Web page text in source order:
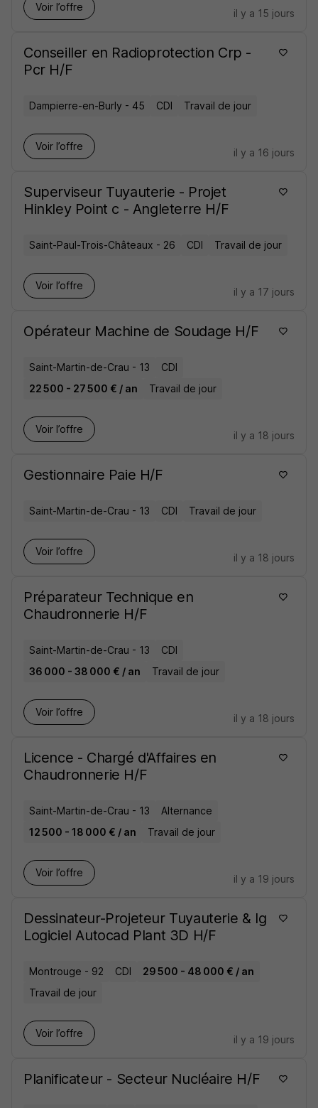
Voir l’offre
il y a 15 jours
Conseiller en Radioprotection Crp -
Pcr H/F
Dampierre-en-Burly - 45 CDI Travail de jour
Voir l’offre
il y a 16 jours
Superviseur Tuyauterie - Projet
Hinkley Point c - Angleterre H/F
Saint-Paul-Trois-Châteaux - 26 CDI Travail de jour
Voir l’offre
il y a 17 jours
Opérateur Machine de Soudage H/F
Saint-Martin-de-Crau - 13
CDI
22 500 - 27 500 € / an
Travail de jour
Voir l’offre
il y a 18 jours
Gestionnaire Paie H/F
Saint-Martin-de-Crau - 13 CDI Travail de jour
Voir l’offre
il y a 18 jours
Préparateur Technique en
Chaudronnerie H/F
Saint-Martin-de-Crau - 13
CDI
36 000 - 38 000 € / an
Travail de jour
Voir l’offre
il y a 18 jours
Licence - Chargé d'Affaires en
Chaudronnerie H/F
Saint-Martin-de-Crau - 13
Alternance
12 500 - 18 000 € / an
Travail de jour
Voir l’offre
il y a 19 jours
Dessinateur-Projeteur Tuyauterie & Ig
Logiciel Autocad Plant 3D H/F
Montrouge - 92 CDI
29 500 - 48 000 € / an
Travail de jour
Voir l’offre
il y a 19 jours
Planificateur - Secteur Nucléaire H/F